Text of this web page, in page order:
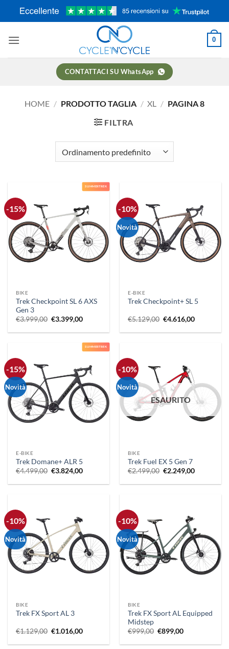
0
CONTATTACI SU WhatsApp
HOME / PRODOTTO TAGLIA / XL / PAGINA 8
FILTRA
SUMMERTREK
-15%
BIKE
Trek Checkpoint SL 6 AXS
Gen 3
€3.999,00 Il
originale
€3.999,00.
€3.399,00Il
attuale
€3.399,00.
-10%
Novità
E-BIKE
Trek Checkpoint+ SL 5
€5.129,00 Il
originale
€4.616,00Il
attuale
SUMMERTREK
-15%
Novità
E-BIKE
Trek Domane+ ALR 5
€4.499,00 Il
originale
€3.824,00Il
attuale
-10%
Novità
ESAURITO
BIKE
Trek Fuel EX 5 Gen 7
€2.499,00 Il
originale
€2.249,00Il
attuale
-10%
Novità
BIKE
Trek FX Sport AL 3
€1.129,00 Il
originale
€1.016,00Il
attuale
-10%
Novità
BIKE
Trek FX Sport AL Equipped
Midstep
€999,00 Il
prezzo
originale
€899,00Il
attuale